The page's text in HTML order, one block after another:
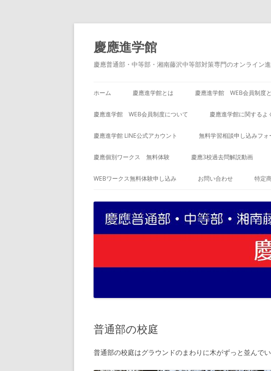
コ
テ
ン
ツ
へ
ス
慶應進学館
慶應普通部・中等部・湘南藤沢中等部対策専門のオンライン
ホーム 慶應進学館とは 慶應進学館 WEB会員制度
慶應進学館 WEB会員制度について 慶應進学館に関するよ
慶應進学館 LINE公式アカウント 無料学習相談申し込みフォ
慶應個別ワークス 無料体験 慶應3校過去問解説動画
WEBワークス無料体験申し込み お問い合わせ 特定
普通部の校庭
普通部の校庭はグラウンドのまわりに木がずっと並んでい